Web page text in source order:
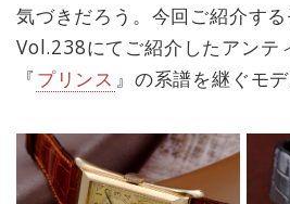
気づきだろう。今回ご紹介す
Vol.238にてご紹介したアンテ
『 プリンス 』の系譜を継ぐモデ